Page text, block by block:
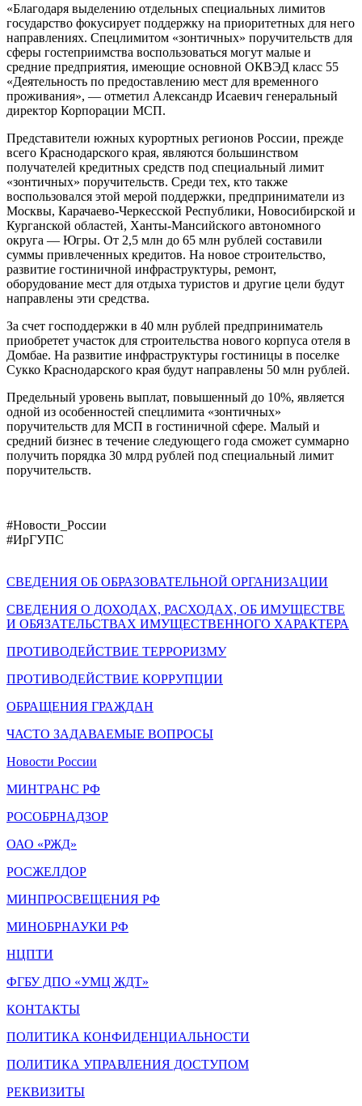
«Благодаря выделению отдельных специальных лимитов
государство фокусирует поддержку на приоритетных для него
направлениях. Спецлимитом «зонтичных» поручительств для
сферы гостеприимства воспользоваться могут малые и
средние предприятия, имеющие основной ОКВЭД класс 55
«Деятельность по предоставлению мест для временного
проживания», — отметил Александр Исаевич генеральный
директор Корпорации МСП.
Представители южных курортных регионов России, прежде
всего Краснодарского края, являются большинством
получателей кредитных средств под специальный лимит
«зонтичных» поручительств. Среди тех, кто также
воспользовался этой мерой поддержки, предприниматели из
Москвы, Карачаево-Черкесской Республики, Новосибирской и
Курганской областей, Ханты-Мансийского автономного
округа — Югры. От 2,5 млн до 65 млн рублей составили
суммы привлеченных кредитов. На новое строительство,
развитие гостиничной инфраструктуры, ремонт,
оборудование мест для отдыха туристов и другие цели будут
направлены эти средства.
За счет господдержки в 40 млн рублей предприниматель
приобретет участок для строительства нового корпуса отеля в
Домбае. На развитие инфраструктуры гостиницы в поселке
Сукко Краснодарского края будут направлены 50 млн рублей.
Предельный уровень выплат, повышенный до 10%, является
одной из особенностей спецлимита «зонтичных»
поручительств для МСП в гостиничной сфере. Малый и
средний бизнес в течение следующего года сможет суммарно
получить порядка 30 млрд рублей под специальный лимит
поручительств.
#Новости_России
#ИрГУПС
СВЕДЕНИЯ ОБ ОБРАЗОВАТЕЛЬНОЙ ОРГАНИЗАЦИИ
СВЕДЕНИЯ О ДОХОДАХ, РАСХОДАХ, ОБ ИМУЩЕСТВЕ
И ОБЯЗАТЕЛЬСТВАХ ИМУЩЕСТВЕННОГО ХАРАКТЕРА
ПРОТИВОДЕЙСТВИЕ ТЕРРОРИЗМУ
ПРОТИВОДЕЙСТВИЕ КОРРУПЦИИ
ОБРАЩЕНИЯ ГРАЖДАН
ЧАСТО ЗАДАВАЕМЫЕ ВОПРОСЫ
Новости России
МИНТРАНС РФ
РОСОБРНАДЗОР
ОАО «РЖД»
РОСЖЕЛДОР
МИНПРОСВЕЩЕНИЯ РФ
МИНОБРНАУКИ РФ
НЦПТИ
ФГБУ ДПО «УМЦ ЖДТ»
КОНТАКТЫ
ПОЛИТИКА КОНФИДЕНЦИАЛЬНОСТИ
ПОЛИТИКА УПРАВЛЕНИЯ ДОСТУПОМ
РЕКВИЗИТЫ